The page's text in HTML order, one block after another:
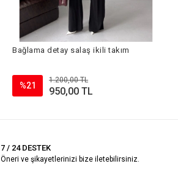
Bağlama detay salaş ikili takım
%21
1.200,00 TL
950,00 TL
7 / 24 DESTEK
Öneri ve şikayetlerinizi bize iletebilirsiniz.